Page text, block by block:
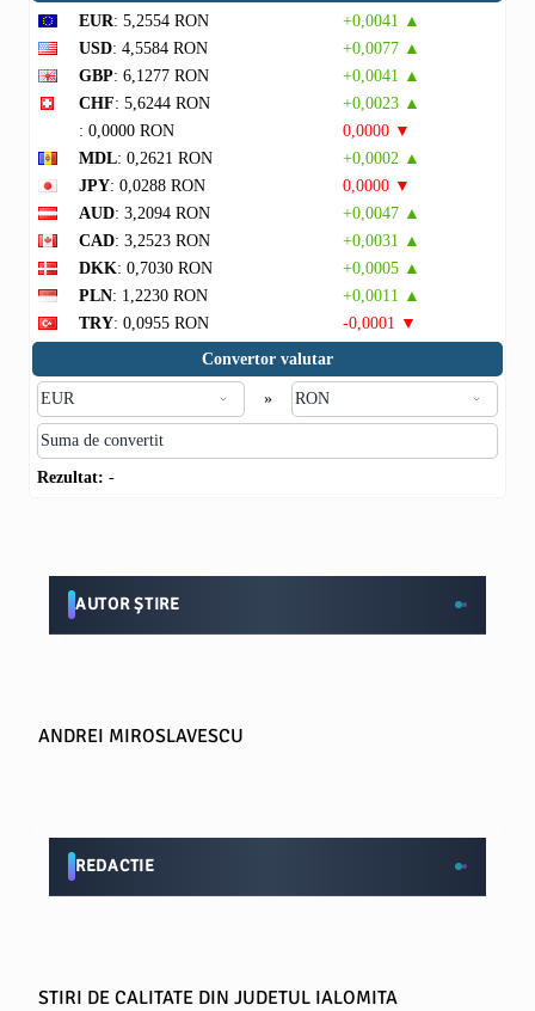
EUR: 5,2554 RON
+0,0041 ▲
USD: 4,5584 RON
+0,0077 ▲
GBP: 6,1277 RON
+0,0041 ▲
CHF: 5,6244 RON
+0,0023 ▲
: 0,0000 RON
0,0000 ▼
MDL: 0,2621 RON
+0,0002 ▲
JPY: 0,0288 RON
0,0000 ▼
AUD: 3,2094 RON
+0,0047 ▲
CAD: 3,2523 RON
+0,0031 ▲
DKK: 0,7030 RON
+0,0005 ▲
PLN: 1,2230 RON
+0,0011 ▲
TRY: 0,0955 RON
-0,0001 ▼
Convertor valutar
»
Rezultat: -
AUTOR ȘTIRE
ANDREI MIROSLAVESCU
REDACTIE
STIRI DE CALITATE DIN JUDETUL IALOMITA